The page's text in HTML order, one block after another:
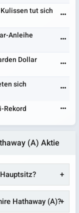
tut sich
Anleihe
Dollar
sich
Rekord
(A) Aktie
Hathaway (A)?